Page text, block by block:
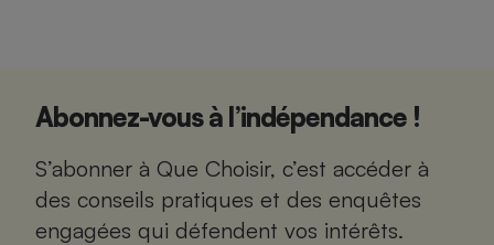
Abonnez-vous à l’indépendance !
S’abonner à Que Choisir, c’est accéder à
des conseils pratiques et des enquêtes
engagées qui défendent vos intérêts.